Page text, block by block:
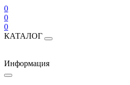
0
0
0
КАТАЛОГ
Информация